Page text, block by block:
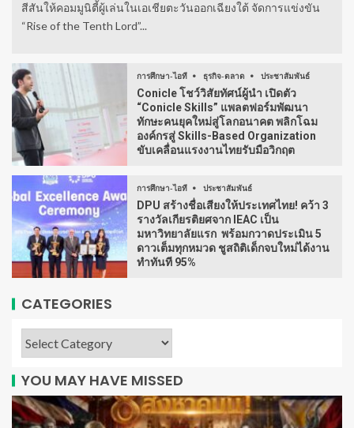
สีสันให้คอมมูนิตี้ผู้เล่นในเอเชียตะวันออกเฉียงใต้ จัดการแข่งขัน
“Rise of the Tenth Lord”...
การศึกษา-ไอที ธุรกิจ-ตลาด ประชาสัมพันธ์
Conicle โชว์วิสัยทัศน์ผู้นำ เปิดตัว
“Conicle Skills” แพลตฟอร์มพัฒนา
ทักษะคนยุคใหม่สู่โลกอนาคต พลิกโฉม
องค์กรสู่ Skills-Based Organization
ขับเคลื่อนแรงงานไทยรับมือวิกฤต
การศึกษา-ไอที ประชาสัมพันธ์
DPU สร้างชื่อเสียงให้ประเทศไทย! คว้า 3
รางวัลเกียรติยศจาก IEAC เป็น
มหาวิทยาลัยแรก พร้อมกวาดประเมิน 5
ดาวเต็มทุกหมวด ชูสถิติเด็กจบใหม่ได้งาน
ทำทันที 95%
CATEGORIES
YOU MAY HAVE MISSED